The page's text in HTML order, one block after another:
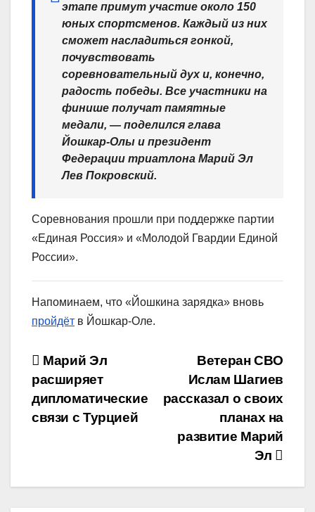
этапе примут участие около 150
юных спортсменов. Каждый из них
сможет насладиться гонкой,
почувствовать
соревновательный дух и, конечно,
радость победы. Все участники на
финише получат памятные
медали, — поделился глава
Йошкар-Олы и президент
Федерации триатлона Марий Эл
Лев Покровский.
Соревнования прошли при поддержке партии
«Единая Россия» и «Молодой Гвардии Единой
России».
Напоминаем, что «Йошкина зарядка» вновь
пройдёт в Йошкар-Оле.
Навигация
по
записям
Ветеран СВО
Ислам Шагиев
рассказал о своих
планах на
развитие Марий
Эл
Марий Эл
расширяет
дипломатические
связи с Турцией